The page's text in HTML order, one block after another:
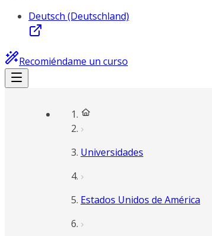
Deutsch (Deutschland)
Recomiéndame un curso
Universidades
Estados Unidos de América